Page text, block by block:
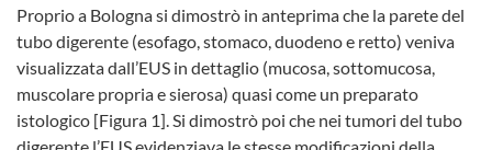
Proprio a Bologna si dimostrò in anteprima che la parete del
tubo digerente (esofago, stomaco, duodeno e retto) veniva
visualizzata dall’EUS in dettaglio (mucosa, sottomucosa,
muscolare propria e sierosa) quasi come un preparato
istologico [Figura 1]. Si dimostrò poi che nei tumori del tubo